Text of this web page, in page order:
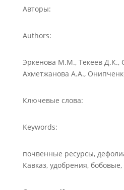
Авторы:
Authors:
Эркенова М.М., Текеев Д.К.,
Ахметжанова А.А.,
Ключевые слова:
Keywords:
почвенные ресурсы,
Кавказ, удобрения,